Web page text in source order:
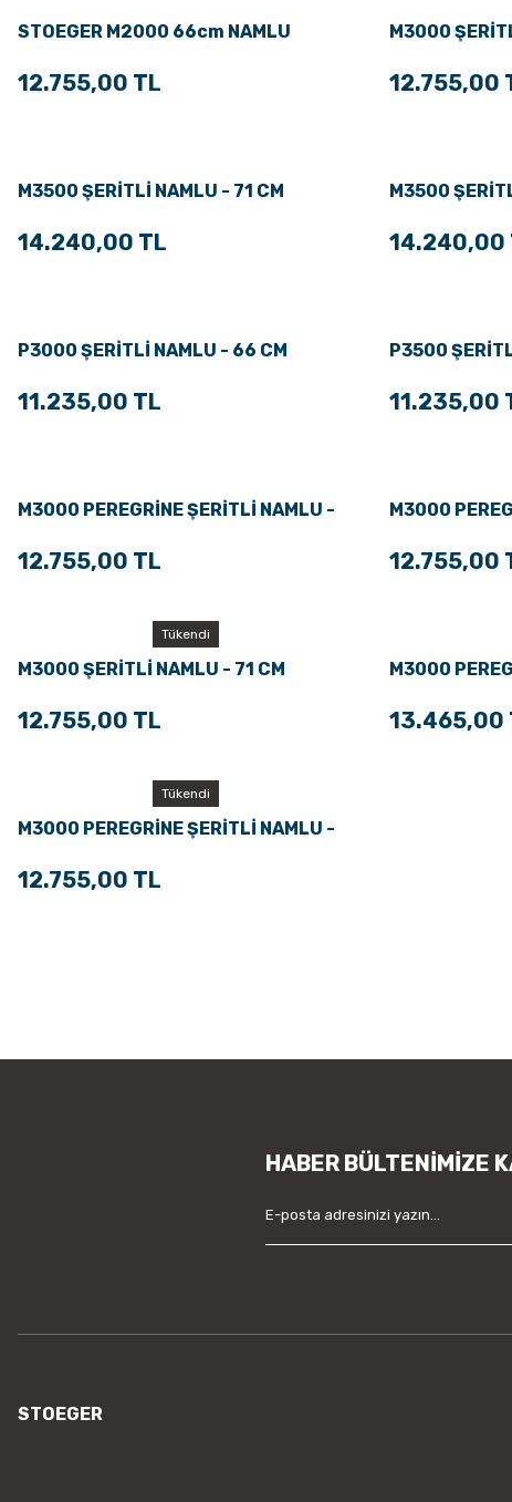
STOEGER M2000 66cm NAMLU
12.755,00 TL
M3000
12.755,00
M3500 ŞERİTLİ NAMLU - 71 CM
14.240,00 TL
M3500
14.240,00
P3000 ŞERİTLİ NAMLU - 66 CM
11.235,00 TL
P3500
11.235,00
M3000 PEREGRİNE ŞERİTLİ NAMLU -
12.755,00 TL
M3000
12.755,00
Tükendi
M3000 ŞERİTLİ NAMLU - 71 CM
12.755,00 TL
M3000
13.465,00
Tükendi
M3000 PEREGRİNE ŞERİTLİ NAMLU -
12.755,00 TL
HABER BÜLTENİMİZE
STOEGER